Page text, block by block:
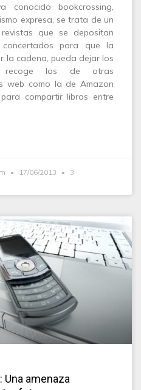
bookcrossing,
expresa, se trata de un
que se depositan
concertados para que la
la cadena, pueda dejar los
recoge los de otras
web como la de Amazon
compartir libros entre
17/06/2013
3
amenaza